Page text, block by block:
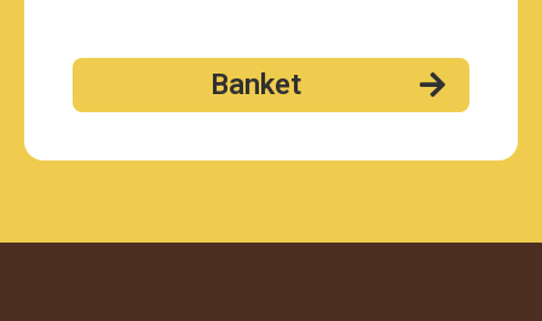
Banket